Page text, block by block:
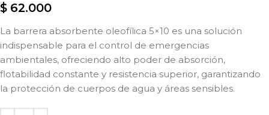
$ 62.000
La barrera absorbente oleofílica 5×10 es una solución
indispensable para el control de emergencias
ambientales, ofreciendo alto poder de absorción,
flotabilidad constante y resistencia superior, garantizando
la protección de cuerpos de agua y áreas sensibles.